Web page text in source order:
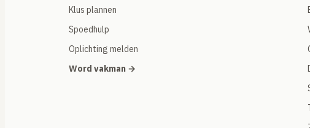
Klus plannen
Spoedhulp
Oplichting melden
Word vakman →